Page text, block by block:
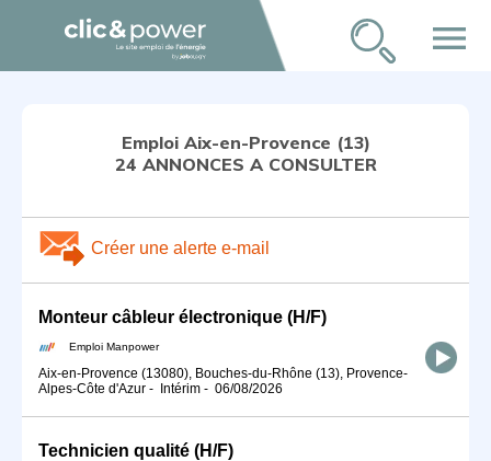
menu
Emploi Aix-en-Provence (13)
24 ANNONCES A CONSULTER
Créer une alerte e-mail
Monteur câbleur électronique (H/F)
Emploi Manpower
Aix-en-Provence (13080), Bouches-du-Rhône (13), Provence-
Alpes-Côte d'Azur - Intérim - 06/08/2026
Technicien qualité (H/F)